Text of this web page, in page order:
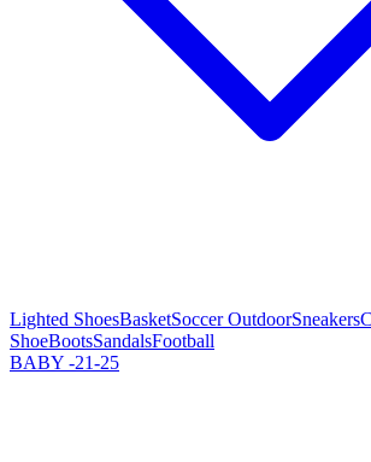
Lighted ShoesBasketSoccer OutdoorSneakers
ShoeBootsSandalsFootball
BABY -21-25